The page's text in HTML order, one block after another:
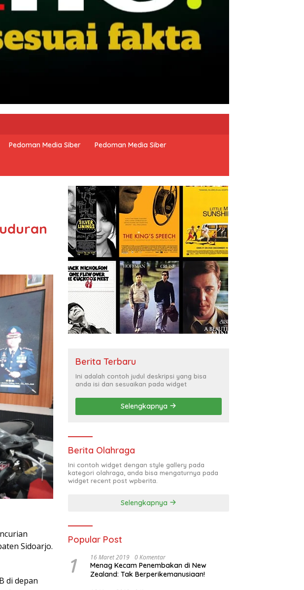
Pedoman Media Siber Pedoman Media Siber
Sidoarjo.
di depan
Berita Terbaru
Ini adalah contoh judul deskripsi yang bisa
anda isi dan sesuaikan pada widget
Selengkapnya
Berita Olahraga
Ini contoh widget dengan style gallery pada
kategori olahraga, anda bisa mengaturnya pada
widget recent post wpberita.
Selengkapnya
Popular Post
1 16 Maret 2019 0 Komentar
Menag Kecam Penembakan di New
Zealand: Tak Berperikemanusiaan!